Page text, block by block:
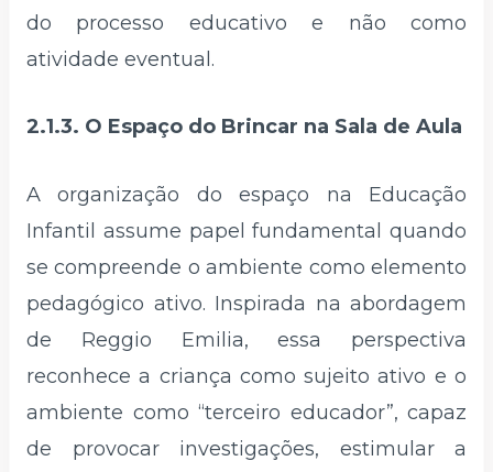
do processo educativo e não como
atividade eventual.
2.1.3. O Espaço do Brincar na Sala de Aula
A organização do espaço na Educação
Infantil assume papel fundamental quando
se compreende o ambiente como elemento
pedagógico ativo. Inspirada na abordagem
de Reggio Emilia, essa perspectiva
reconhece a criança como sujeito ativo e o
ambiente como “terceiro educador”, capaz
de provocar investigações, estimular a